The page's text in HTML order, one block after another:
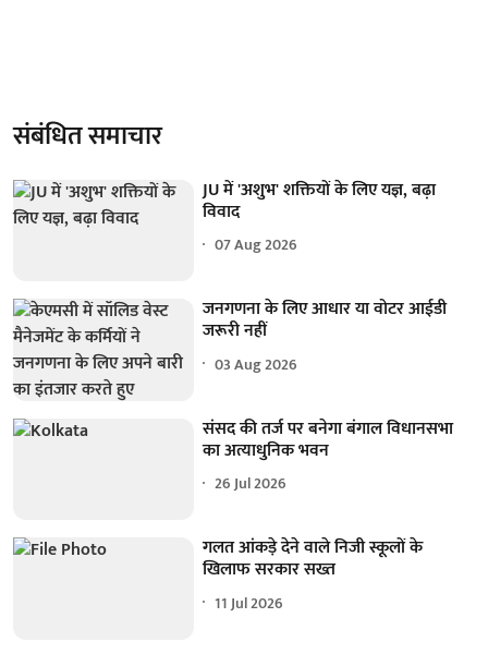
संबंधित समाचार
JU में 'अशुभ' शक्तियों के लिए यज्ञ, बढ़ा
विवाद
07 Aug 2026
जनगणना के लिए आधार या वोटर आईडी
जरूरी नहीं
03 Aug 2026
संसद की तर्ज पर बनेगा बंगाल विधानसभा
का अत्याधुनिक भवन
26 Jul 2026
गलत आंकड़े देने वाले निजी स्कूलों के
खिलाफ सरकार सख्त
11 Jul 2026